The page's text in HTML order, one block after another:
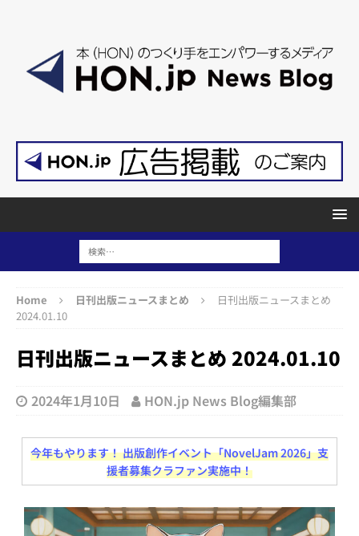
Home 日刊出版ニュースまとめ
日刊出版ニュースまとめ
2024.01.10
日刊出版ニュースまとめ 2024.01.10
2024年1月10日 HON.jp News Blog編集部
今年もやります！ 出版創作イベント「NovelJam 2026」支
援者募集クラファン実施中！